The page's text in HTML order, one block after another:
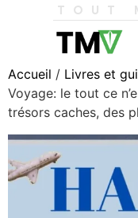
TOUT
Accueil / Livres et
Voyage: le tout ce
trésors caches, des